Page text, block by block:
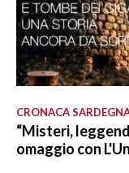
CRONACA
“Misteri,
omaggio con